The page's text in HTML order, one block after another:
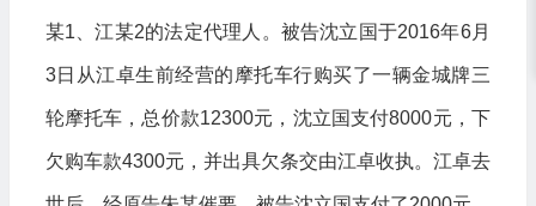
某1、江某2的法定代理人。被告沈立国于2016年6月
3日从江卓生前经营的摩托车行购买了一辆金城牌三
轮摩托车，总价款12300元，沈立国支付8000元，下
欠购车款4300元，并出具欠条交由江卓收执。江卓去